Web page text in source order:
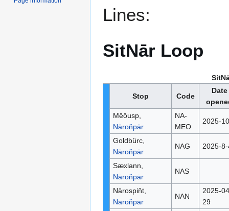
Lines:
SitNār Loop
Stop Code
Date
Mēōusp,
Nāroňpār
NA-
MEO
2025-
Goldbürc,
Nāroňpār
NAG 2025-8-
Sæxlann,
Nāroňpār
NAS
Nārospiňt,
Nāroňpār
NAN
2025-
29